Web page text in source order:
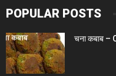
POPULAR POSTS
चना कबाब